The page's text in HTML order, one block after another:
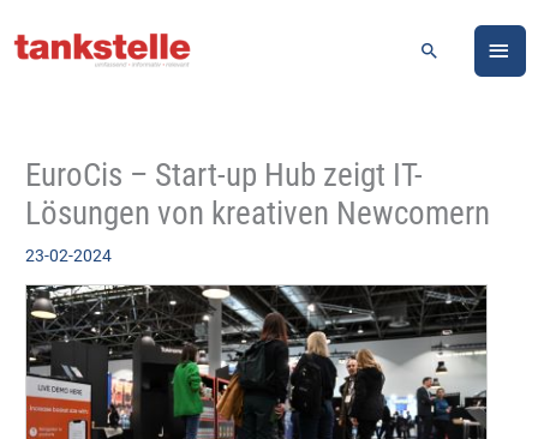
Inhalt
Suchen
EuroCis – Start-up Hub zeigt IT-
Lösungen von kreativen Newcomern
23-02-2024